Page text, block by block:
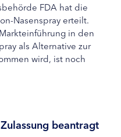
FDA hat die
Nasenspray erteilt.
in den
als Alternative zur
wird, ist noch
beantragt